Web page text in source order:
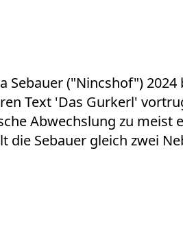
Sebauer ("Nincshof") 2024
Text 'Das Gurkerl'
Abwechslung zu meist
die Sebauer gleich zwei